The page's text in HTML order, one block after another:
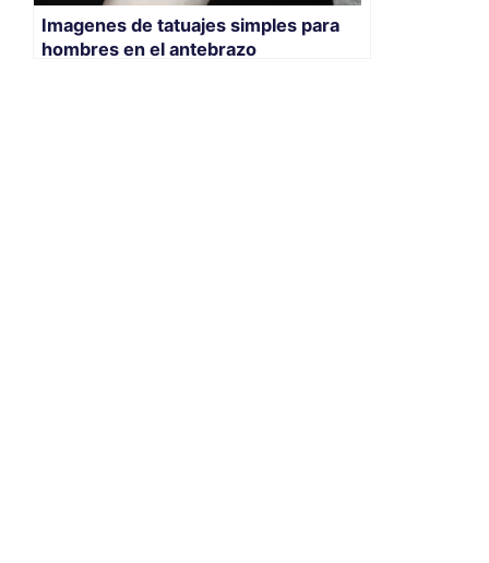
Imagenes de tatuajes simples para
hombres en el antebrazo